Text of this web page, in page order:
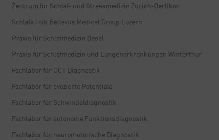
Zentrum für Schlaf- und Stressmedizin Zürich-Oerlikon
Schlafklinik Bellevue Medical Group Luzern
Praxis für Schlafmedizin Basel
Praxis für Schlafmedizin und Lungenerkrankungen Winterthur
Fachlabor für OCT Diagnostik
Fachlabor für evozierte Potentiale
Fachlabor für Schwindeldiagnostik
Fachlabor für autonome Funktionsdiagnostik
Fachlabor für neuromotorische Diagnostik